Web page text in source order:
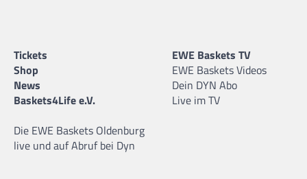
Tickets
Shop
News
Baskets4Life e.V.
Die EWE Baskets Oldenburg
live und auf Abruf bei Dyn
EWE Baskets TV
EWE Baskets Videos
Dein DYN Abo
Live im TV